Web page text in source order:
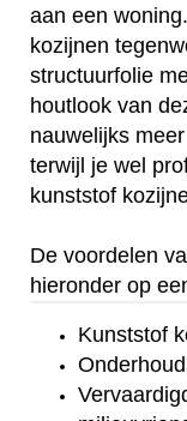
aan een
kozijnen
structuurfolie
houtlook van
nauwelijks
terwijl je wel
kunststof
De voordelen
hieronder op
Kunststof